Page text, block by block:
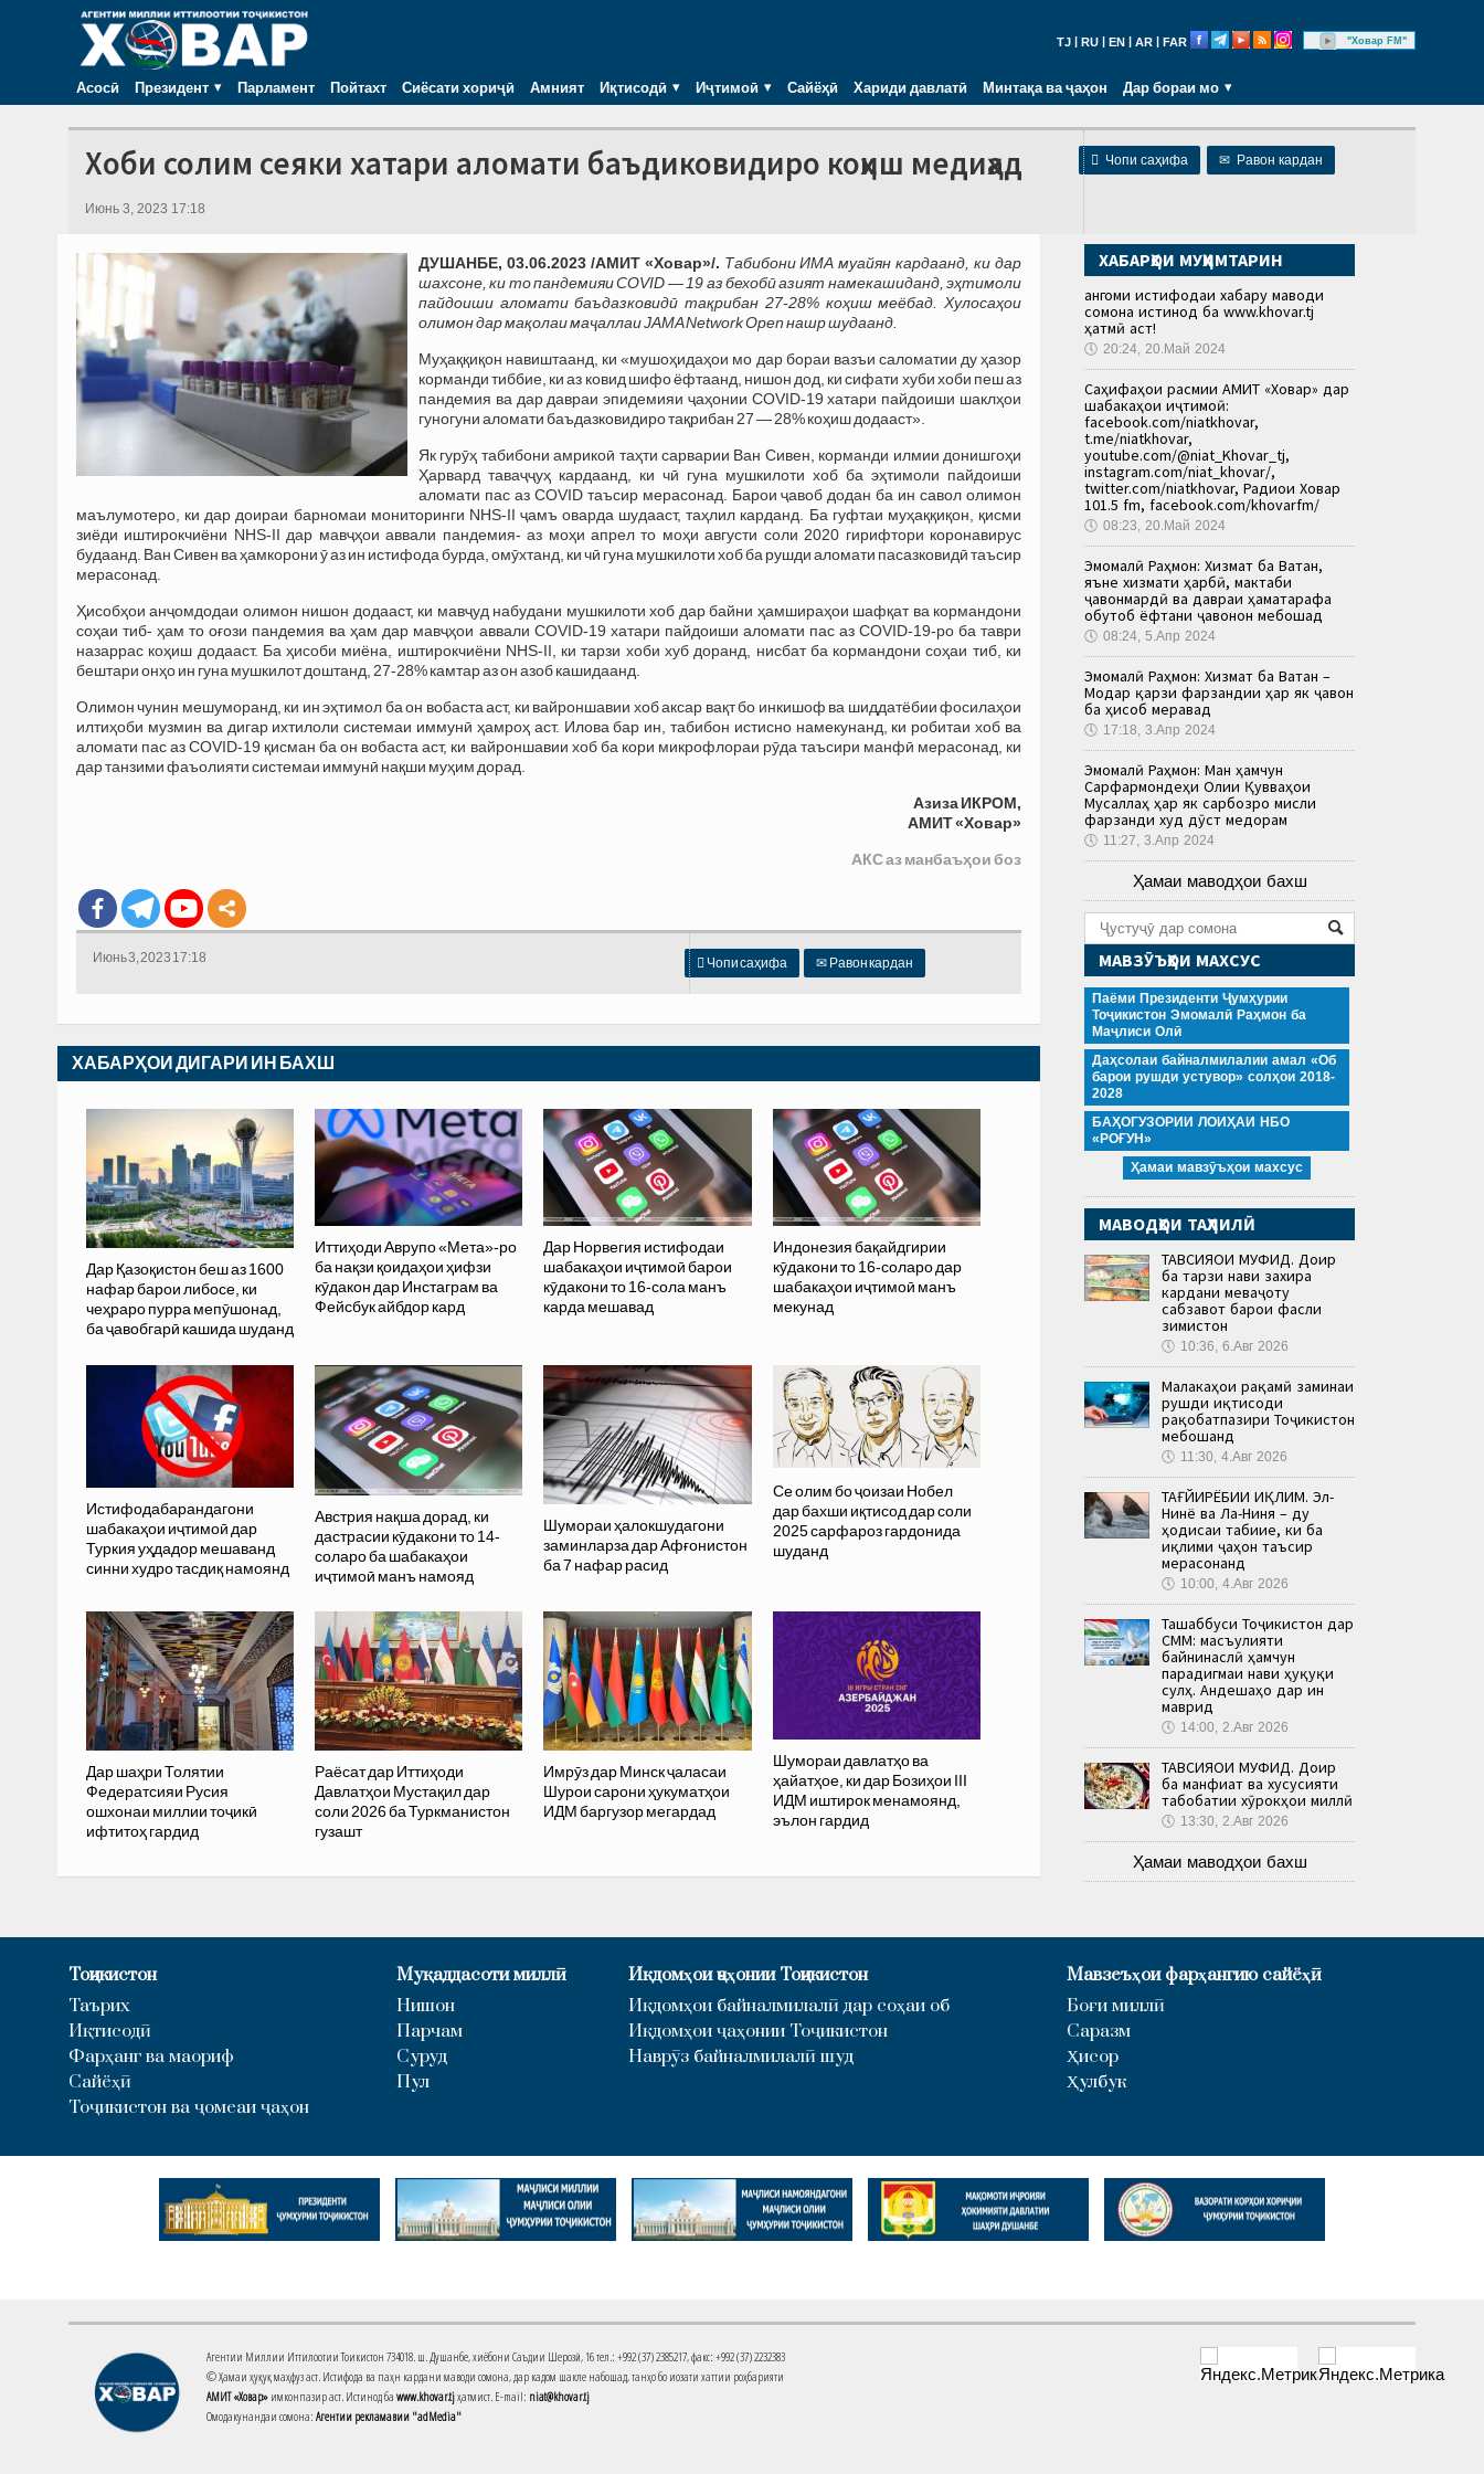
TJ RU EN AR FAR "Ховар FM"
Асосӣ Президент Парламент Пойтахт Сиёсати хориҷӣ Амният Иқтисодӣ Иҷтимоӣ Сайёҳӣ Хариди давлатӣ Минтақа ва ҷаҳон Дар бораи мо
 Чопи саҳифа ✉ Равон кардан
Хоби солим сеяки хатари аломати баъдиковидиро коҳиш медиҳад
Июнь 3, 2023 17:18
ДУШАНБЕ, 03.06.2023 /АМИТ «Ховар»/. Табибони ИМА муайян кардаанд, ки дар
шахсоне, ки то пандемияи COVID — 19 аз бехобӣ азият намекашиданд, эҳтимоли
пайдоиши аломати баъдазковидӣ тақрибан 27-28% коҳиш меёбад. Хулосаҳои
олимон дар мақолаи маҷаллаи JAMA Network Open нашр шудаанд.
Муҳаққиқон навиштаанд, ки «мушоҳидаҳои мо дар бораи вазъи саломатии ду ҳазор
корманди тиббие, ки аз ковид шифо ёфтаанд, нишон дод, ки сифати хуби хоби пеш аз
пандемия ва дар давраи эпидемияи ҷаҳонии COVID-19 хатари пайдоиши шаклҳои
гуногуни аломати баъдазковидиро тақрибан 27 — 28% коҳиш додааст».
Як гурӯҳ табибони амрикоӣ таҳти сарварии Ван Сивен, корманди илмии донишгоҳи
Ҳарвард таваҷҷуҳ кардаанд, ки чӣ гуна мушкилоти хоб ба эҳтимоли пайдоиши
аломати пас аз COVID таъсир мерасонад. Барои ҷавоб додан ба ин савол олимон
маълумотеро, ки дар доираи барномаи мониторинги NHS-II ҷамъ оварда шудааст, таҳлил карданд. Ба гуфтаи муҳаққиқон, қисми
зиёди иштирокчиёни NHS-II дар мавҷҳои аввали пандемия- аз моҳи апрел то моҳи августи соли 2020 гирифтори коронавирус
будаанд. Ван Сивен ва ҳамкорони ӯ аз ин истифода бурда, омӯхтанд, ки чӣ гуна мушкилоти хоб ба рушди аломати пасазковидӣ таъсир
мерасонад.
Ҳисобҳои анҷомдодаи олимон нишон додааст, ки мавҷуд набудани мушкилоти хоб дар байни ҳамшираҳои шафқат ва кормандони
соҳаи тиб- ҳам то оғози пандемия ва ҳам дар мавҷҳои аввали COVID-19 хатари пайдоиши аломати пас аз COVID-19-ро ба таври
назаррас коҳиш додааст. Ба ҳисоби миёна, иштирокчиёни NHS-II, ки тарзи хоби хуб доранд, нисбат ба кормандони соҳаи тиб, ки
бештари онҳо ин гуна мушкилот доштанд, 27-28% камтар аз он азоб кашидаанд.
Олимон чунин мешуморанд, ки ин эҳтимол ба он вобаста аст, ки вайроншавии хоб аксар вақт бо инкишоф ва шиддатёбии фосилаҳои
илтиҳоби музмин ва дигар ихтилоли системаи иммунӣ ҳамроҳ аст. Илова бар ин, табибон истисно намекунанд, ки робитаи хоб ва
аломати пас аз COVID-19 қисман ба он вобаста аст, ки вайроншавии хоб ба кори микрофлораи рӯда таъсири манфӣ мерасонад, ки
дар танзими фаъолияти системаи иммунӣ нақши муҳим дорад.
Азиза ИКРОМ,
АМИТ «Ховар»
АКС аз манбаъҳои боз
 Чопи саҳифа ✉ Равон кардан
Июнь 3, 2023 17:18
ХАБАРҲОИ ДИГАРИ ИН БАХШ
Дар Қазоқистон беш аз 1600
нафар барои либосе, ки
чеҳраро пурра мепӯшонад,
ба ҷавобгарӣ кашида шуданд
Иттиҳоди Аврупо «Мета»-ро
ба нақзи қоидаҳои ҳифзи
кӯдакон дар Инстаграм ва
Фейсбук айбдор кард
Дар Норвегия истифодаи
шабакаҳои иҷтимоӣ барои
кӯдакони то 16-сола манъ
карда мешавад
Индонезия бақайдгирии
кӯдакони то 16-соларо дар
шабакаҳои иҷтимоӣ манъ
мекунад
Истифодабарандагони
шабакаҳои иҷтимоӣ дар
Туркия уҳдадор мешаванд
синни худро тасдиқ намоянд
Австрия нақша дорад, ки
дастрасии кӯдакони то 14-
соларо ба шабакаҳои
иҷтимоӣ манъ намояд
Шумораи ҳалокшудагони
заминларза дар Афғонистон
ба 7 нафар расид
Се олим бо ҷоизаи Нобел
дар бахши иқтисод дар соли
2025 сарфароз гардонида
шуданд
Дар шаҳри Толятии
Федератсияи Русия
ошхонаи миллии тоҷикӣ
ифтитоҳ гардид
Раёсат дар Иттиҳоди
Давлатҳои Мустақил дар
соли 2026 ба Туркманистон
гузашт
Имрӯз дар Минск ҷаласаи
Шурои сарони ҳукуматҳои
ИДМ баргузор мегардад
Шумораи давлатҳо ва
ҳайатҳое, ки дар Бозиҳои III
ИДМ иштирок менамоянд,
эълон гардид
ХАБАРҲОИ МУҲИМТАРИН
Ҳангоми истифодаи хабару маводи
сомона истинод ба www.khovar.tj
ҳатмӣ аст!
🕔 20:24, 20.Май 2024
Саҳифаҳои расмии АМИТ «Ховар» дар
шабакаҳои иҷтимоӣ:
facebook.com/niatkhovar,
t.me/niatkhovar,
youtube.com/@niat_Khovar_tj,
instagram.com/niat_khovar/,
twitter.com/niatkhovar, Радиои Ховар
101.5 fm, facebook.com/khovarfm/
🕔 08:23, 20.Май 2024
Эмомалӣ Раҳмон: Хизмат ба Ватан,
яъне хизмати ҳарбӣ, мактаби
ҷавонмардӣ ва давраи ҳаматарафа
обутоб ёфтани ҷавонон мебошад
🕔 08:24, 5.Апр 2024
Эмомалӣ Раҳмон: Хизмат ба Ватан –
Модар қарзи фарзандии ҳар як ҷавон
ба ҳисоб меравад
🕔 17:18, 3.Апр 2024
Эмомалӣ Раҳмон: Ман ҳамчун
Сарфармондеҳи Олии Қувваҳои
Мусаллаҳ ҳар як сарбозро мисли
фарзанди худ дӯст медорам
🕔 11:27, 3.Апр 2024
Ҳамаи маводҳои бахш
МАВЗӮЪҲОИ МАХСУС
Паёми Президенти Ҷумҳурии
Тоҷикистон Эмомалӣ Раҳмон ба
Маҷлиси Олӣ
Даҳсолаи байналмилалии амал «Об
барои рушди устувор» солҳои 2018-
2028
БАҲОГУЗОРИИ ЛОИҲАИ НБО
«РОҒУН»
Ҳамаи мавзӯъҳои махсус
МАВОДҲОИ ТАҲЛИЛӢ
ТАВСИЯҲОИ МУФИД. Доир
ба тарзи нави захира
кардани меваҷоту
сабзавот барои фасли
зимистон
🕔 10:36, 6.Авг 2026
Малакаҳои рақамӣ заминаи
рушди иқтисоди
рақобатпазири Тоҷикистон
мебошанд
🕔 11:30, 4.Авг 2026
ТАҒЙИРЁБИИ ИҚЛИМ. Эл-
Нинё ва Ла-Ниня – ду
ҳодисаи табиие, ки ба
иқлими ҷаҳон таъсир
мерасонанд
🕔 10:00, 4.Авг 2026
Ташаббуси Тоҷикистон дар
СММ: масъулияти
байнинаслӣ ҳамчун
парадигмаи нави ҳуқуқи
сулҳ. Андешаҳо дар ин
маврид
🕔 14:00, 2.Авг 2026
ТАВСИЯҲОИ МУФИД. Доир
ба манфиат ва хусусияти
табобатии хӯрокҳои миллӣ
🕔 13:30, 2.Авг 2026
Ҳамаи маводҳои бахш
Тоҷикистон
Таърих
Иқтисодӣ
Фарҳанг ва маориф
Сайёҳӣ
Тоҷикистон ва ҷомеаи ҷаҳон
Муқаддасоти миллӣ
Нишон
Парчам
Суруд
Пул
Иқдомҳои ҷаҳонии Тоҷикистон
Иқдомҳои байналмилалӣ дар соҳаи об
Иқдомҳои ҷаҳонии Тоҷикистон
Наврӯз байналмилалӣ шуд
Мавзеъҳои фарҳангию сайёҳӣ
Боғи миллӣ
Саразм
Ҳисор
Ҳулбук
Агентии Миллии Иттилоотии Тоҷикистон 734018. ш. Душанбе, хиёбони Саъдии Шерозӣ, 16 тел.: +992 (37) 2385217, факс: +992 (37) 2232383
© Ҳамаи ҳуқуқ маҳфуз аст. Истифода ва паҳн кардани маводи сомона, дар кадом шакле набошад, танҳо бо иҷозати хаттии роҳбарияти
АМИТ «Ховар» имконпазир аст. Истинод ба www.khovar.tjҳатмист. E-mail: niat@khovar.tj
Омодакунандаи сомона: Агентии рекламавии "adMedia"